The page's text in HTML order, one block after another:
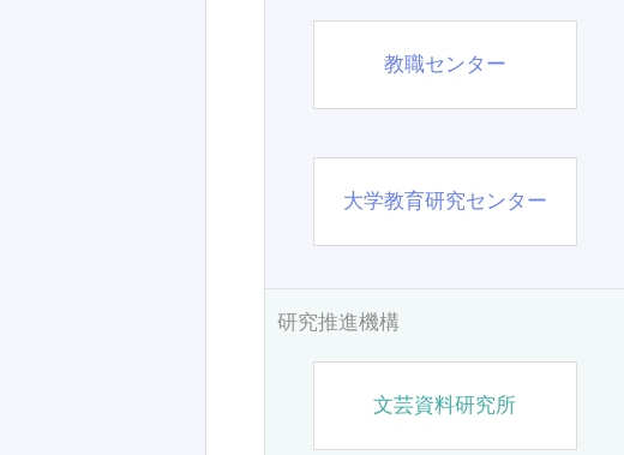
教職センター
大学教育研究センター
研究推進機構
文芸資料研究所